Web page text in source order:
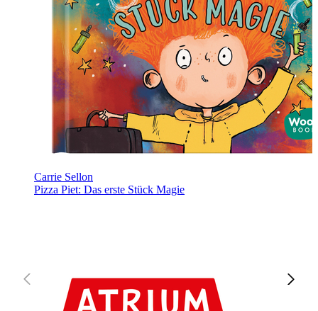
Carrie Sellon
Pizza Piet: Das erste Stück Magie